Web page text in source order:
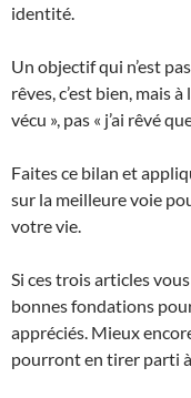
identité.
Un objectif qui n’est
rêves, c’est bien, mais
vécu », pas « j’ai rêvé
Faites ce bilan et
sur la meilleure voie
votre vie.
Si ces trois articles
bonnes fondations
appréciés. Mieux
pourront en tirer parti